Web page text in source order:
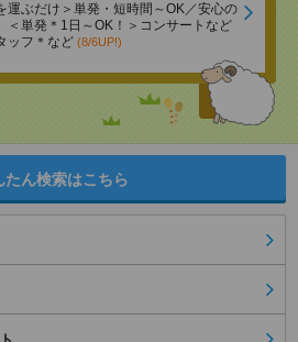
運ぶだけ＞単発・短時間～OK／安心の
＜単発＊1日～OK！＞コンサートなど
ッフ＊など (8/6UP!)
たん検索はこちら